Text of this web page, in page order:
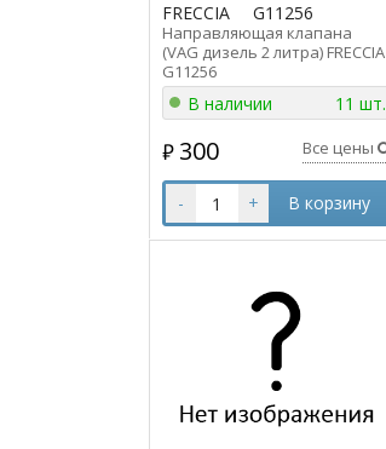
FRECCIA G11256
Направляющая клапана
(VAG дизель 2 литра) FRECCIA
G11256
В наличии 11 шт.
₽ 300 Все цены
- + В корзину